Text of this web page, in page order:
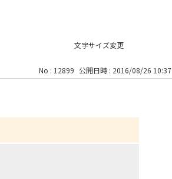
文字サイズ変更
No : 12899 公開日時 : 2016/08/26 10:37